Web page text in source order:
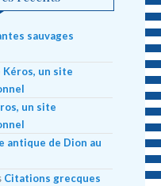
sauvages
Kéros, un site
un site
antique de Dion au
Citations grecques